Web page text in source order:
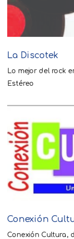
La Discotek
Lo mejor del rock
Estéreo
Conexión
Conexión Cultura,